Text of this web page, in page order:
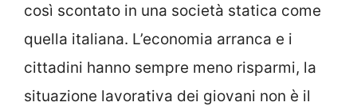
così scontato in una società statica come
quella italiana. L’economia arranca e i
cittadini hanno sempre meno risparmi, la
situazione lavorativa dei giovani non è il